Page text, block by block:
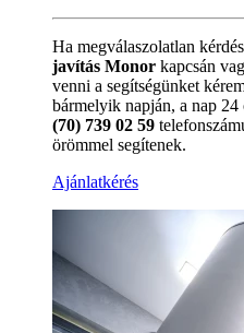
Ha megválaszolatlan
javítás Monor kapcsán
venni a segítségünket
bármelyik napján, a nap 24
(70) 739 02 59
örömmel segítenek.
Ajánlatkérés